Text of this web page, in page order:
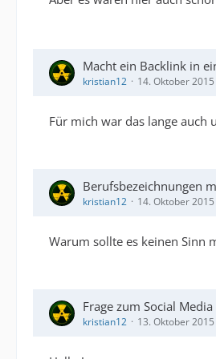
Macht ein Backlink in
kristian12 14. Oktober
Für mich war das lange auch
Berufsbezeichnungen
kristian12 14. Oktober
Warum sollte es keinen Sinn
Frage zum Social
kristian12 13. Oktober